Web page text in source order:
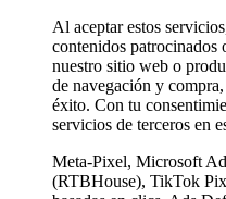
Al aceptar estos
contenidos patrocinados
nuestro sitio web o
de navegación y
éxito. Con tu
servicios de terceros en
Meta-Pixel, Microsoft
(RTBHouse), TikTok